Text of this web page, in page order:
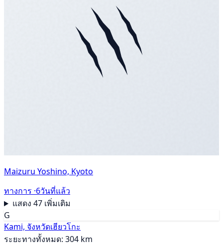
Maizuru Yoshino, Kyoto
ทางการ ·6วันที่แล้ว
แสดง 47 เพิ่มเติม
G
Kami, จังหวัดเฮียวโกะ
ระยะทางทั้งหมด: 304 km